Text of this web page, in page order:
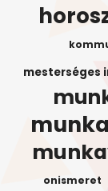
mesterséges
onismeret